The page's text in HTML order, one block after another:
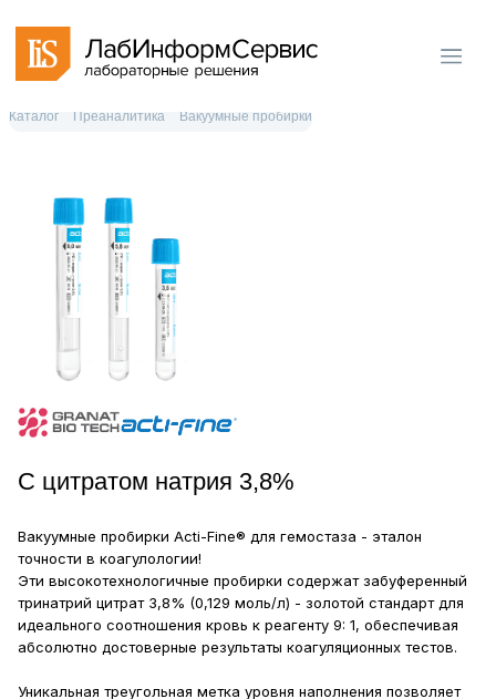
Каталог Преаналитика Вакуумные пробирки
С цитратом натрия 3,8%
Вакуумные пробирки Acti-Fine® для гемостаза - эталон
точности в коагулологии!
Эти высокотехнологичные пробирки содержат забуференный
тринатрий цитрат 3,8% (0,129 моль/л) - золотой стандарт для
идеального соотношения кровь к реагенту 9: 1, обеспечивая
абсолютно достоверные результаты коагуляционных тестов.
Уникальная треугольная метка уровня наполнения позволяет